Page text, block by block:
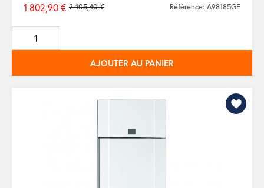
Prix
de
base
2 105,40 €
1 802,90 € Référence: A98185GF
AJOUTER AU PANIER